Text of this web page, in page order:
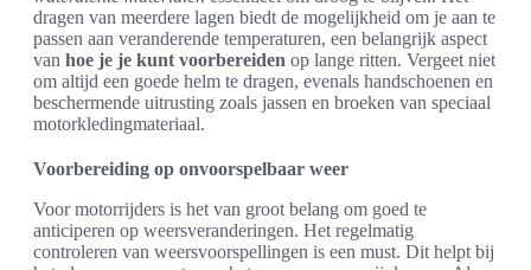
dragen van meerdere lagen biedt de mogelijkheid om je aan te
passen aan veranderende temperaturen, een belangrijk aspect
van hoe je je kunt voorbereiden op lange ritten. Vergeet niet
om altijd een goede helm te dragen, evenals handschoenen en
beschermende uitrusting zoals jassen en broeken van speciaal
motorkledingmateriaal.
Voorbereiding op onvoorspelbaar weer
Voor motorrijders is het van groot belang om goed te
anticiperen op weersveranderingen. Het regelmatig
controleren van weersvoorspellingen is een must. Dit helpt bij